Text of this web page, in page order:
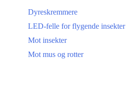
Dyreskremmere
LED-felle for flygende insekter
Mot insekter
Mot mus og rotter